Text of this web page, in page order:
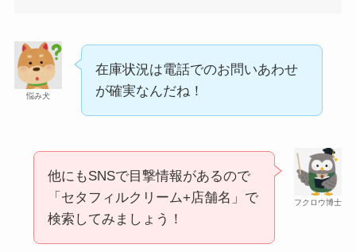
シャチハタはどこに売ってる？100均やロフトで買
える！
悩み犬
在庫状況は電話でのお問いあわせ
が確実なんだね！
フクロウ博士
他にもSNSで目撃情報があるので
「セタフィルクリーム+店舗名」で
検索してみましょう！